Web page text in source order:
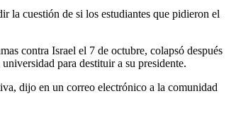
la cuestión de si los estudiantes que pidieron el
contra Israel el 7 de octubre, colapsó después
para destituir a su presidente.
dijo en un correo electrónico a la comunidad